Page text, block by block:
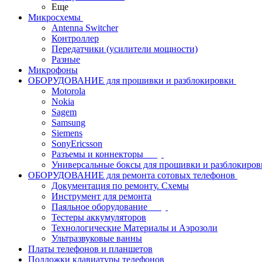
Еще
Микросхемы
Antenna Switcher
Контроллер
Передатчики (усилители мощности)
Разные
Микрофоны
ОБОРУДОВАНИЕ для прошивки и разблокировки
Motorola
Nokia
Sagem
Samsung
Siemens
SonyEricsson
Разъемы и коннекторы
Универсальные боксы для прошивки и
ОБОРУДОВАНИЕ для ремонта сотовых телефонов
Документация по ремонту. Схемы
Инструмент для ремонта
Паяльное оборудование
Тестеры аккумуляторов
Технологические Материалы и Аэрозоли
Ультразвуковые ванны
Платы телефонов и планшетов
Подложки клавиатуры телефонов